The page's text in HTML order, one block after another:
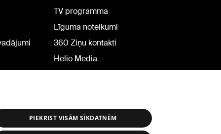
TV programma
Līguma noteikumi
360 Ziņu kontakti
Helio Media
PIEKRIST VISĀM SĪKDATNĒM